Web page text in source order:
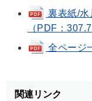
裏表紙/水
（PDF：
全ページ
関連リンク